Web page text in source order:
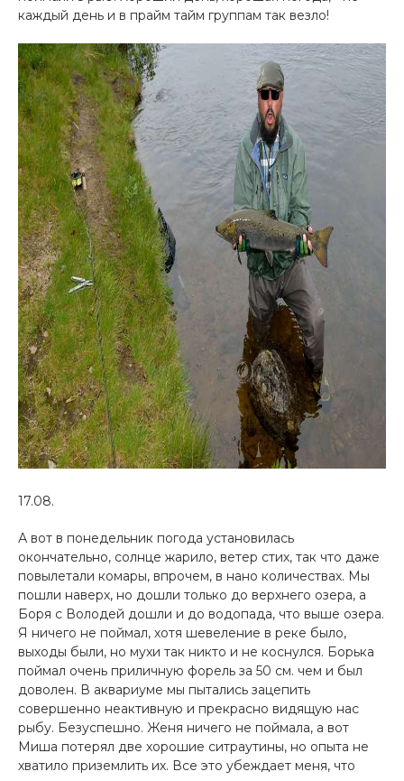
каждый день и в прайм тайм группам так везло!
17.08.
А вот в понедельник погода установилась
окончательно, солнце жарило, ветер стих, так что даже
повылетали комары, впрочем, в нано количествах. Мы
пошли наверх, но дошли только до верхнего озера, а
Боря с Володей дошли и до водопада, что выше озера.
Я ничего не поймал, хотя шевеление в реке было,
выходы были, но мухи так никто и не коснулся. Борька
поймал очень приличную форель за 50 см. чем и был
доволен. В аквариуме мы пытались зацепить
совершенно неактивную и прекрасно видящую нас
рыбу. Безуспешно. Женя ничего не поймала, а вот
Миша потерял две хорошие ситраутины, но опыта не
хватило приземлить их. Все это убеждает меня, что